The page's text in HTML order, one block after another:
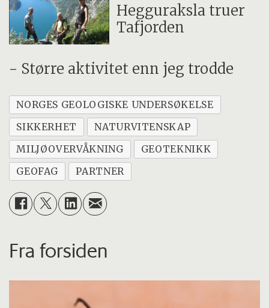
Hegguraksla truer
Tafjorden
- Større aktivitet enn jeg trodde
NORGES GEOLOGISKE UNDERSØKELSE
SIKKERHET
NATURVITENSKAP
MILJØOVERVÅKNING
GEOTEKNIKK
GEOFAG
PARTNER
Fra forsiden